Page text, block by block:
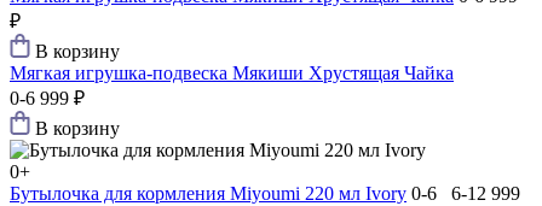
₽
В корзину
Мягкая игрушка-подвеска Мякиши Хрустящая Чайка
0-6 999 ₽
В корзину
0+
Бутылочка для кормления Miyoumi 220 мл Ivory 0-6 6-12 999